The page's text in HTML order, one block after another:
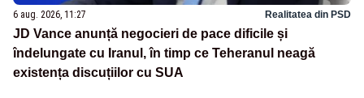
6 aug. 2026, 11:27 Realitatea din PSD
JD Vance anunță negocieri de pace dificile și
îndelungate cu Iranul, în timp ce Teheranul neagă
existența discuțiilor cu SUA